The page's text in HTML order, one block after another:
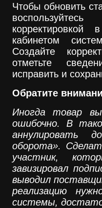
Чтобы обновить
кабинетом
Создайте
отметьте
исправить и
Обратите
Иногда товар
ошибочно. В
аннулировать
оборота».
участник,
завизировал
выводил
реализацию
системы,